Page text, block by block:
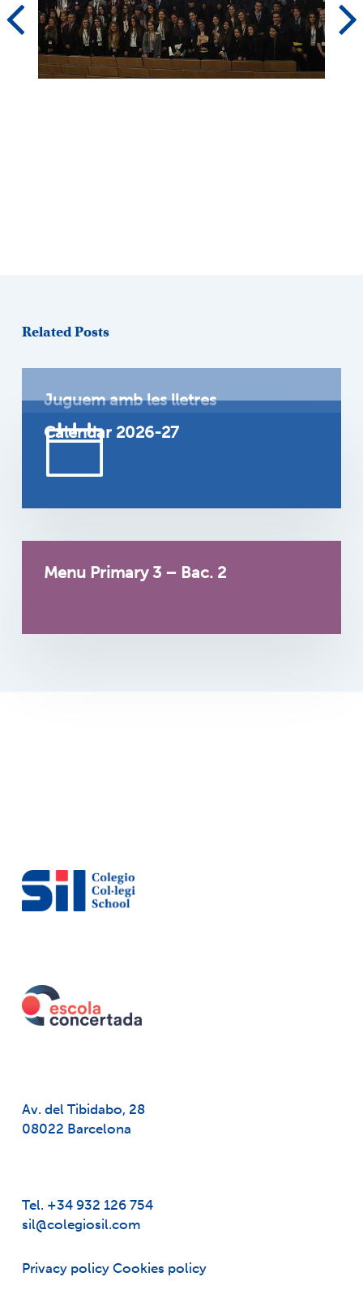
Related Posts
Juguem amb les lletres
Calendar 2026-27
Menu Primary 3 – Bac. 2
Av. del Tibidabo, 28
08022 Barcelona
Tel. +34 932 126 754
sil@colegiosil.com
Privacy policy Cookies policy